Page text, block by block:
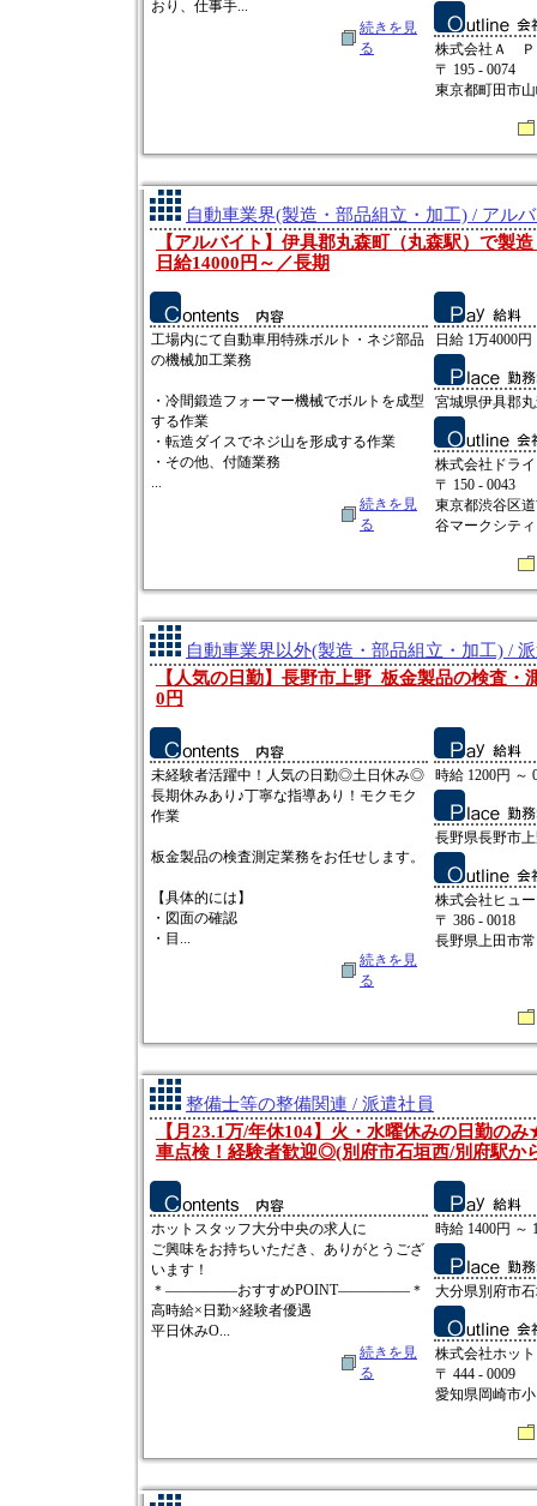
おり、仕事手...
続きを見
る
株式会社Ａ Ｐ
〒 195 - 0074
東京都町田市
自動車業界(製造・部品組立・加工) / アル
【アルバイト】伊具郡丸森町（丸森駅）で製
日給14000円～／長期
工場内にて自動車用特殊ボルト・ネジ部品
の機械加工業務
・冷間鍛造フォーマー機械でボルトを成型
する作業
・転造ダイスでネジ山を形成する作業
・その他、付随業務
...
続きを見
る
日給 1万4000
宮城県伊具郡
株式会社ドラ
〒 150 - 0043
東京都渋谷区
谷マークシテ
自動車業界以外(製造・部品組立・加工) /
【人気の日勤】長野市上野_板金製品の検査・
0円
未経験者活躍中！人気の日勤◎土日休み◎
長期休みあり♪丁寧な指導あり！モクモク
作業
板金製品の検査測定業務をお任せします。
【具体的には】
・図面の確認
・目...
続きを見
る
時給 1200円 ～
長野県長野市
株式会社ヒュ
〒 386 - 0018
長野県上田市
整備士等の整備関連 / 派遣社員
【月23.1万/年休104】火・水曜休みの日勤の
車点検！経験者歓迎◎(別府市石垣西/別府駅か
ホットスタッフ大分中央の求人に
ご興味をお持ちいただき、ありがとうござ
います！
＊―――――おすすめPOINT―――――＊
高時給×日勤×経験者優遇
平日休みO...
続きを見
る
時給 1400円 ～
大分県別府市
株式会社ホッ
〒 444 - 0009
愛知県岡崎市